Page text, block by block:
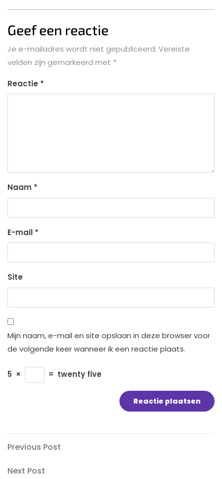
Geef een reactie
Je e-mailadres wordt niet gepubliceerd. Vereiste
velden zijn gemarkeerd met *
Reactie *
Naam *
E-mail *
Site
Mijn naam, e-mail en site opslaan in deze browser voor
de volgende keer wanneer ik een reactie plaats.
5 × = twenty five
Bericht
navigatie
Previous
Previous Post
Next
Next Post